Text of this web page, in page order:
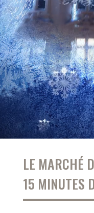
LE MARCHÉ
15 MINUTES